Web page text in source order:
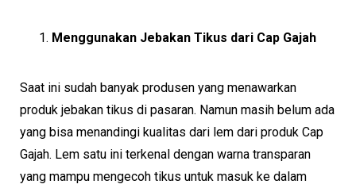
Menggunakan Jebakan Tikus dari Cap Gajah
Saat ini sudah banyak produsen yang menawarkan
produk jebakan tikus di pasaran. Namun masih belum ada
yang bisa menandingi kualitas dari lem dari produk Cap
Gajah. Lem satu ini terkenal dengan warna transparan
yang mampu mengecoh tikus untuk masuk ke dalam